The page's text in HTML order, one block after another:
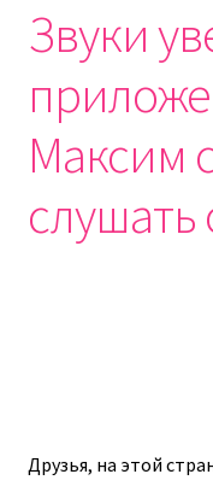
Звуки
Максим
Друзья, на этой